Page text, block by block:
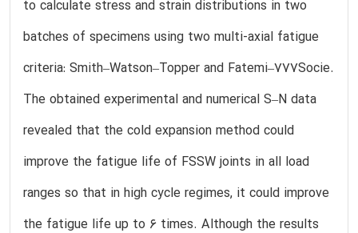
to calculate stress and strain distributions in two
batches of specimens using two multi-axial fatigue
criteria: Smith–Watson–Topper and Fatemi–777Socie.
The obtained experimental and numerical S–N data
revealed that the cold expansion method could
improve the fatigue life of FSSW joints in all load
ranges so that in high cycle regimes, it could improve
the fatigue life up to 6 times. Although the results